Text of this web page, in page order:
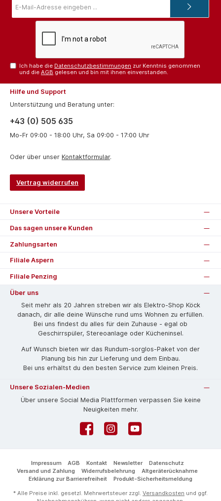
Mail-
Ich habe die Datenschutzbestimmungen zur Kenntnis genommen
und dieAGB gelesen und bin mit ihnen einverstanden.
Hilfe und Support
Unterstützung und Beratung unter:
+43 (0) 505 635
Mo-Fr 09:00 - 18:00 Uhr, Sa 09:00 - 17:00 Uhr
Oder über unser Kontaktformular.
Vertrag widerrufen
Unsere Vorteile
Das sagen unsere Kunden
Zahlungsarten
Filiale Aspern
Filiale Penzing
Über uns
Seit mehr als 20 Jahren streben wir als Elektro-Shop Köck
danach, dir alle deine Wünsche rund ums Wohnen zu erfüllen.
Bei uns findest du alles für dein Zuhause - egal ob
Geschirrspüler, Stereoanlage oder Kücheninsel.
Auf Wunsch bieten wir das Rund­um-sorg­los-Pa­ket von der
Planung bis hin zur Lieferung und dem Einbau.
Bei uns erhältst du den besten Service zum kleinen Preis.
Unsere Sozialen-Medien
Über unsere Social Media Plattformen verpassen Sie keine
Neuigkeiten mehr.
FacebookInstagramYouTube
Impressum AGB Kontakt Newsletter
Datenschutz
Versand und Zahlung
Widerrufsbelehrung
Altgeräterücknahme
Erklärung zur Barrierefreiheit
Produkt-Sicherheitsmeldung
* Alle Preise inkl. gesetzl. Mehrwertsteuer zzgl. Versandkosten und ggf.